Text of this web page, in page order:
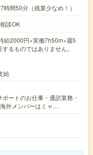
間50分（残業少なめ！）
談OK
2000円×実働7h50m×週5
るものではありません。
給
ートのお仕事・通訳業務・
外メンバーはミャ…